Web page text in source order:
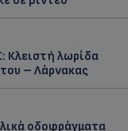
Κλειστή λωρίδα
– Λάρνακας
οδοφράγματα